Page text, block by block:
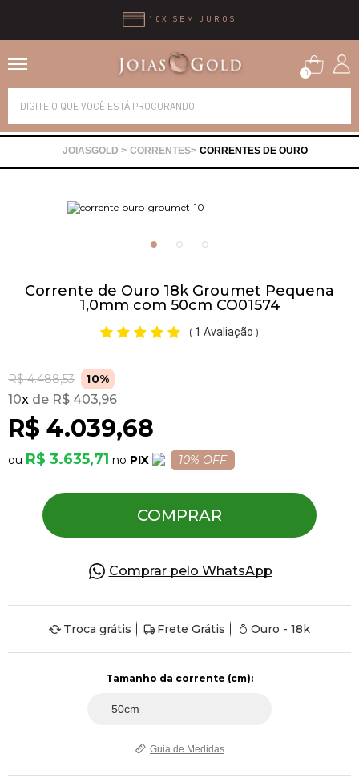
10X SEM JUROS
0
CORRENTES CORRENTES DE OURO
Corrente de Ouro 18k Groumet Pequena
1,0mm com 50cm CO01574
( 1 Avaliação )
R$ 4.488,53 10%
R$ 4.039,68
10x R$ 403,96
R$ 3.635,71 PIX 10% OFF
COMPRAR
Comprar pelo WhatsApp
Troca grátis Frete Grátis Ouro - 18k
Tamanho da corrente (cm):
Guia de Medidas
Alianças
Brincos
Gargantilhas
Pulseiras
Piercing
Pedras Preciosas